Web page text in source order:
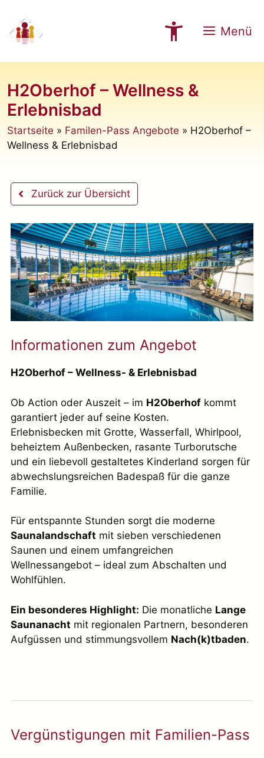
Inhalt
springen
Menü
H2Oberhof – Wellness &
Erlebnisbad
Startseite » Familen-Pass Angebote » H2Oberhof –
Wellness & Erlebnisbad
Zurück zur Übersicht
Informationen zum Angebot
H2Oberhof – Wellness- & Erlebnisbad
Ob Action oder Auszeit – im H2Oberhof kommt
garantiert jeder auf seine Kosten.
Erlebnisbecken mit Grotte, Wasserfall, Whirlpool,
beheiztem Außenbecken, rasante Turborutsche
und ein liebevoll gestaltetes Kinderland sorgen für
abwechslungsreichen Badespaß für die ganze
Familie.
Für entspannte Stunden sorgt die moderne
Saunalandschaft mit sieben verschiedenen
Saunen und einem umfangreichen
Wellnessangebot – ideal zum Abschalten und
Wohlfühlen.
Ein besonderes Highlight: Die monatliche Lange
Saunanacht mit regionalen Partnern, besonderen
Aufgüssen und stimmungsvollem Nach(k)tbaden.
Vergünstigungen mit Familien-Pass